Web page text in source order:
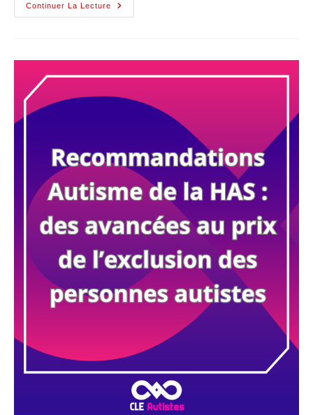
Continuer La Lecture